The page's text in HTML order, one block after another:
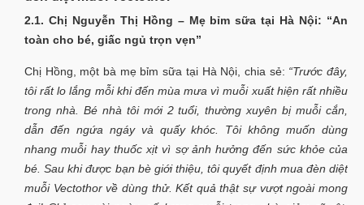
2.1. Chị Nguyễn Thị Hồng – Mẹ bỉm sữa tại Hà Nội: “An
toàn cho bé, giấc ngủ trọn vẹn”
Chị Hồng, một bà mẹ bỉm sữa tại Hà Nội, chia sẻ: “Trước đây,
tôi rất lo lắng mỗi khi đến mùa mưa vì muỗi xuất hiện rất nhiều
trong nhà. Bé nhà tôi mới 2 tuổi, thường xuyên bị muỗi cắn,
dẫn đến ngứa ngáy và quấy khóc. Tôi không muốn dùng
nhang muỗi hay thuốc xịt vì sợ ảnh hưởng đến sức khỏe của
bé. Sau khi được bạn bè giới thiệu, tôi quyết định mua đèn diệt
muỗi Vectothor về dùng thử. Kết quả thật sự vượt ngoài mong